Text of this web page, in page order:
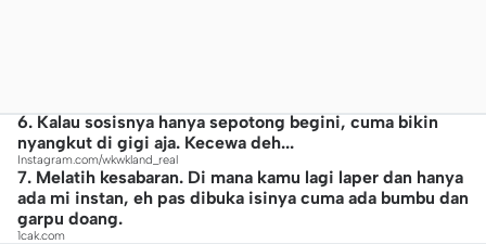
6. Kalau sosisnya hanya sepotong begini, cuma bikin
nyangkut di gigi aja. Kecewa deh...
Instagram.com/wkwkland_real
7. Melatih kesabaran. Di mana kamu lagi laper dan hanya
ada mi instan, eh pas dibuka isinya cuma ada bumbu dan
garpu doang.
1cak.com